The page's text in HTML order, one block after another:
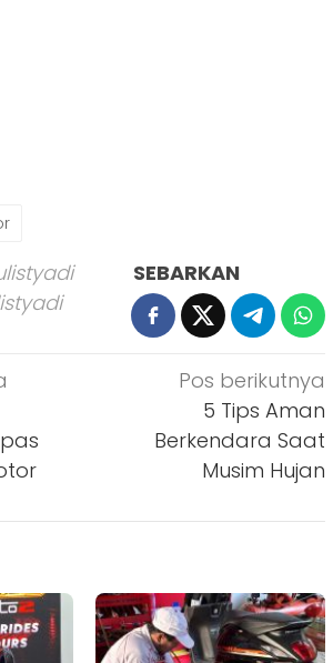
SEBARKAN
Pos berikutnya
5 Tips Aman
Berkendara Saat
Musim Hujan